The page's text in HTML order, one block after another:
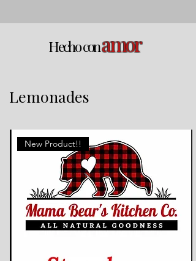
Hecho conamor
Lemonades
New Product!!